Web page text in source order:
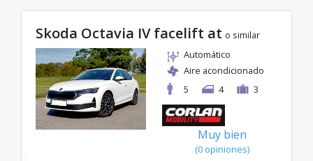
Skoda Octavia IV facelift at o similar
Automático
Aire acondicionado
5
4 3
Muy bien
(0 opiniones)